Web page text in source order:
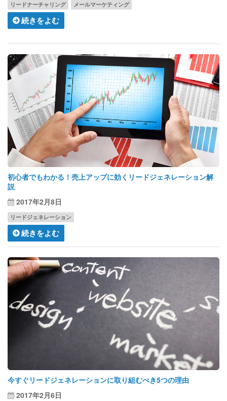
リードナーチャリング メールマーケティング
続きをよむ
初心者でもわかる！売上アップに効くリードジェネレーション解
説
2017年2月8日
リードジェネレーション
続きをよむ
今すぐリードジェネレーションに取り組むべき5つの理由
2017年2月6日